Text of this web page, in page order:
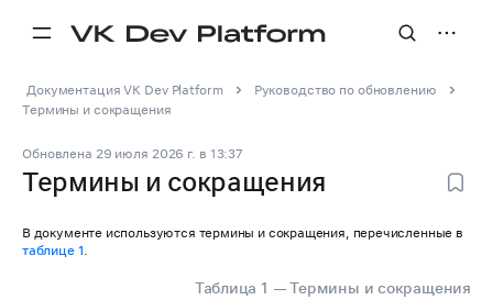
Документация VK Dev Platform
Руководство по обновлению
Термины и сокращения
Обновлена 29 июля 2026 г. в 13:37
Термины и сокращения
В документе используются термины и сокращения, перечисленные в
таблице 1.
Таблица 1 — Термины и сокращения